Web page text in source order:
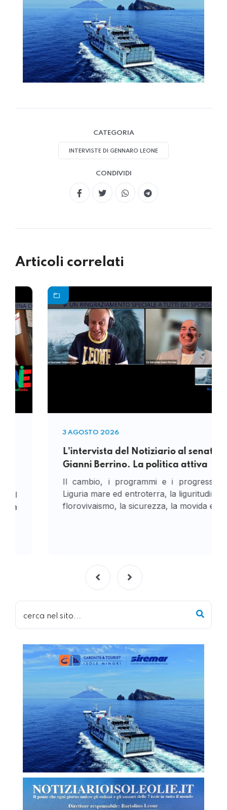
CATEGORIA
INTERVISTE DI GENNARO LEONE
CONDIVIDI
Articoli correlati
3 AGOSTO 2026
L'intervista del Notiziario al senatore
Gianni Berrino. La politica attiva
Il cambio, i programmi e i progressi, la
Liguria mare ed entroterra, la liguritudine, il
florovivaismo, la sicurezza, la movida e...